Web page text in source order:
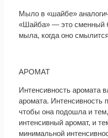
Мыло в «шайбе»
«Шайба» — это сменный
мыла, когда оно
АРОМАТ
Интенсивность аромата
аромата. Интенсивность
чтобы она подошла и
интенсивный аромат, и
минимальной